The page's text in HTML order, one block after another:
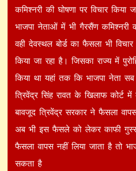
कमिश्नरी की घोषणा पर विचार किया
भाजपा नेताओं में भी गैरसैंण कमिश्नरी
वही देवस्थल बोर्ड का फैसला भी
किया जा रहा है। जिसका राज्य में
किया था यहां तक कि भाजपा नेता सब
त्रिवेंद्र सिंह रावत के खिलाफ कोर्ट
बावजूद त्रिवेंद्र सरकार ने फैसला वापस
अब भी इस फैसले को लेकर काफी
फैसला वापस नहीं लिया जाता है तो
सकता है